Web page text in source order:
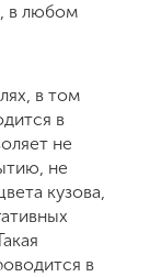
в любом
в том
в
не
не
кузова,
в